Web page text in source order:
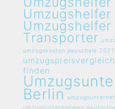
Umzugshelfer
Transporter
umzugskosten pauschale 2021
finden
Berlin